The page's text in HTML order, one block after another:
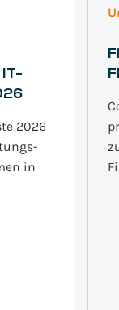
2026
in